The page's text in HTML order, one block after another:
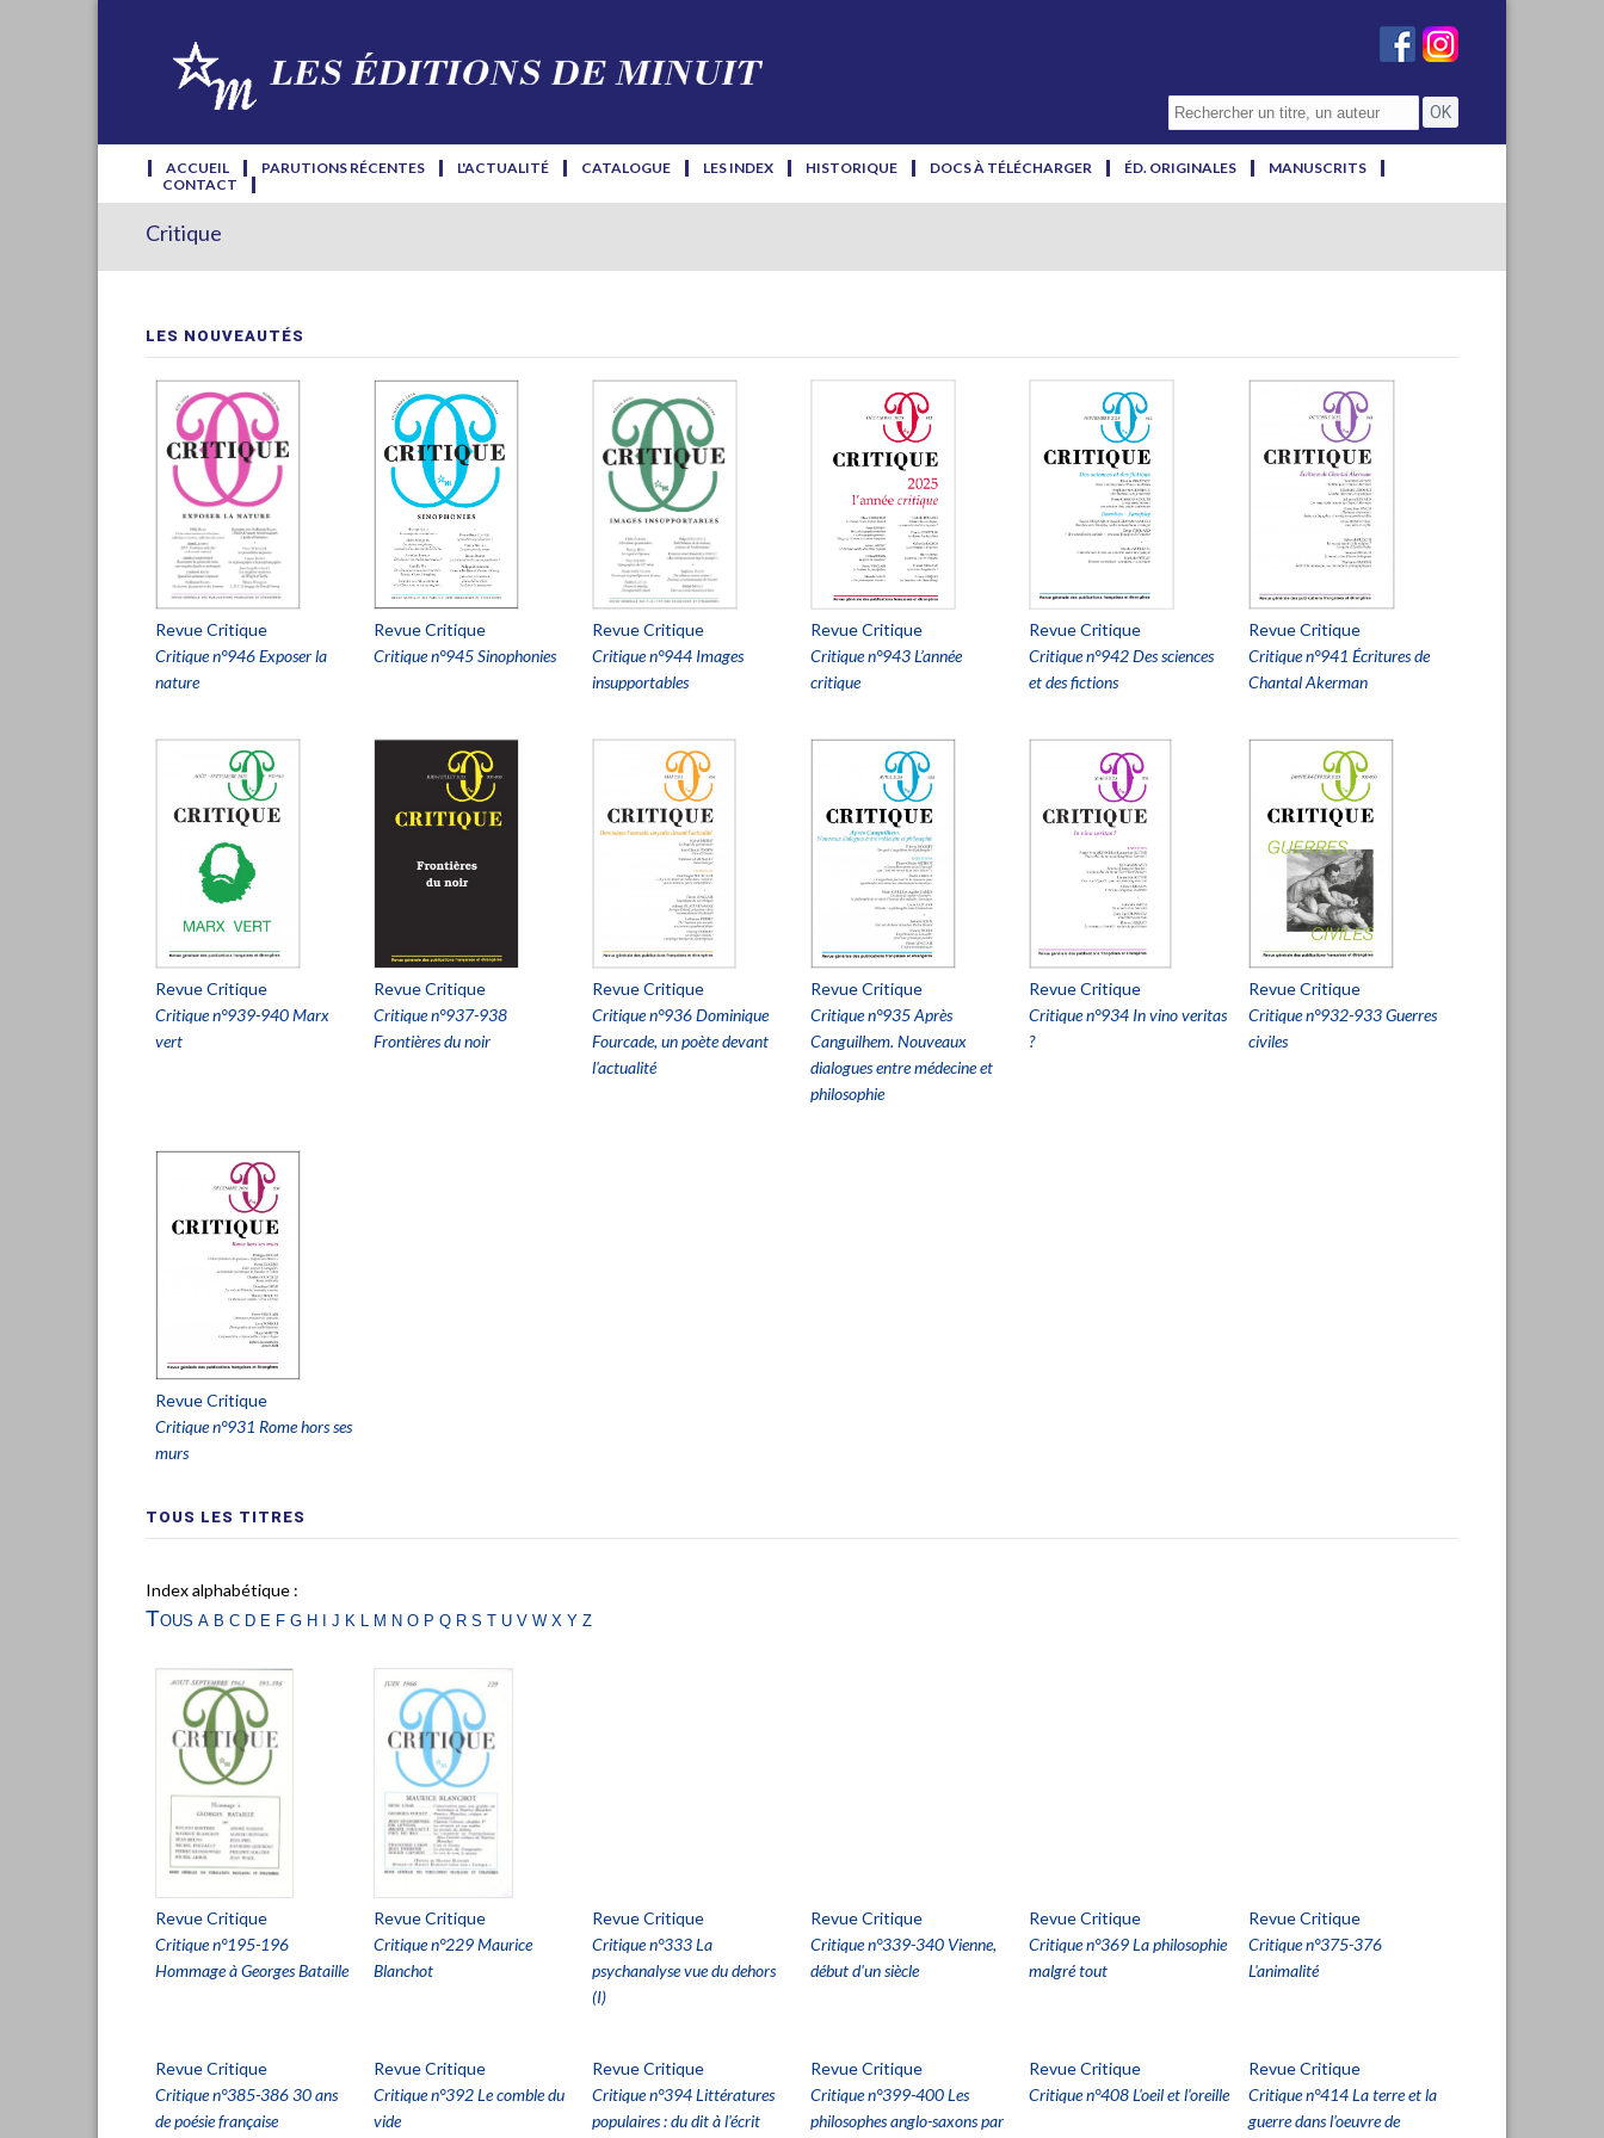
ACCUEIL PARUTIONS RÉCENTES L'ACTUALITÉ CATALOGUE LES INDEX HISTORIQUE DOCS À TÉLÉCHARGER ÉD. ORIGINALES
MANUSCRITS
CONTACT
Critique
LES NOUVEAUTÉS
Revue Critique
Critique n°946 Exposer la
nature
Revue Critique
Critique n°945 Sinophonies
Revue Critique
Critique n°944 Images
insupportables
Revue Critique
Critique n°943 L’année
critique
Revue Critique
Critique n°942 Des sciences
et des fictions
Revue Critique
Critique n°941 Écritures de
Chantal Akerman
Revue Critique
Critique n°939-940 Marx
vert
Revue Critique
Critique n°937-938
Frontières du noir
Revue Critique
Critique n°936 Dominique
Fourcade, un poète devant
l'actualité
Revue Critique
Critique n°935 Après
Canguilhem. Nouveaux
dialogues entre médecine et
philosophie
Revue Critique
Critique n°934 In vino veritas
?
Revue Critique
Critique n°932-933 Guerres
civiles
Revue Critique
Critique n°931 Rome hors ses
murs
TOUS LES TITRES
Index alphabétique :
Tous a b c d e fg h i j k l m no p q rs t uvwx yz
Revue Critique
Critique n°195-196
Hommage à Georges Bataille
Revue Critique
Critique n°229 Maurice
Blanchot
Revue Critique
Critique n°333 La
psychanalyse vue du dehors
(I)
Revue Critique
Critique n°339-340 Vienne,
début d'un siècle
Revue Critique
Critique n°369 La philosophie
malgré tout
Revue Critique
Critique n°375-376
L'animalité
Revue Critique
Critique n°385-386 30 ans
de poésie française
Revue Critique
Critique n°392 Le comble du
vide
Revue Critique
Critique n°394 Littératures
populaires : du dit à l'écrit
Revue Critique
Critique n°399-400 Les
philosophes anglo-saxons par
Revue Critique
Critique n°408 L'oeil et l'oreille
Revue Critique
Critique n°414 La terre et la
guerre dans l'oeuvre de